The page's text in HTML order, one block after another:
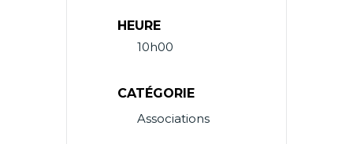
HEURE
10h00
CATÉGORIE
Associations